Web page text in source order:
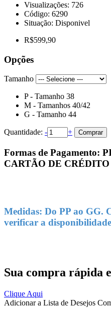
Visualizações: 726
Código: 6290
Situação: Disponivel
R$599,90
Opções
Tamanho
P - Tamanho 38
M - Tamanhos 40/42
G - Tamanho 44
Quantidade: - + Comprar
Formas de Pagamento:
CARTÃO DE
Medidas: Do PP ao GG.
verificar a
Sua compra rápida
Clique Aqui
Adicionar a Lista de Desejos